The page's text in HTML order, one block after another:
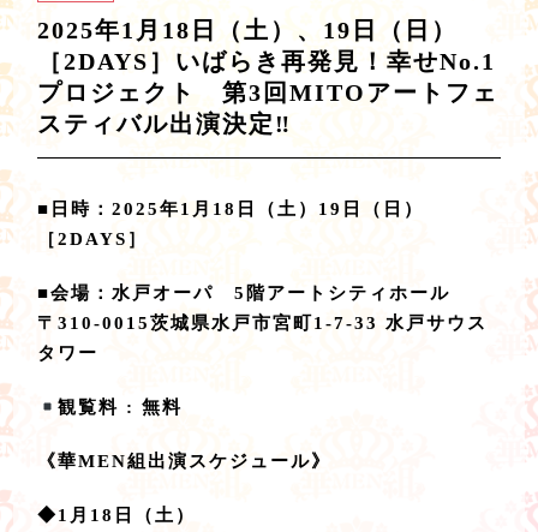
2025年1月18日（土）、19日（日）
［2DAYS］いばらき再発見！幸せNo.1
プロジェクト 第3回MITOアートフェ
スティバル出演決定‼
■日時：2025年1月18日（土）19日（日）
［2DAYS］
■会場：水戸オーパ 5階アートシティホール
〒310-0015茨城県水戸市宮町1-7-33 水戸サウス
タワー
観覧料 : 無料
《華MEN組出演スケジュール》
◆1月18日（土）